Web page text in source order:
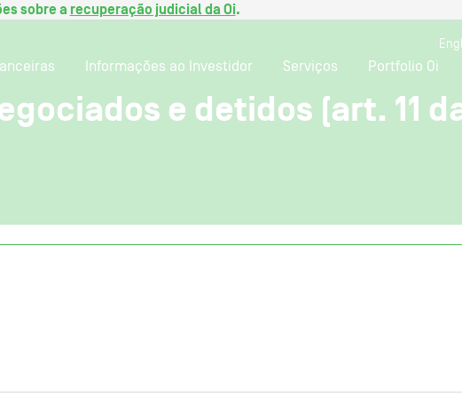
sobre a recuperação judicial da Oi.
Informações ao Investidor Serviços Portfolio Oi
e detidos (art. 11